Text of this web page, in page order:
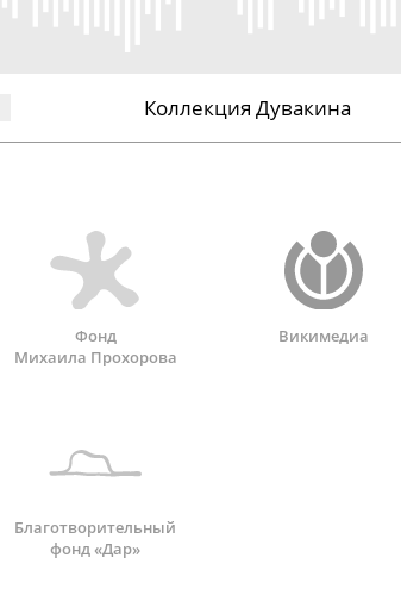
Коллекция Дувакина
Фонд
Михаила Прохорова
Викимедиа
Благотворительный
фонд «Дар»